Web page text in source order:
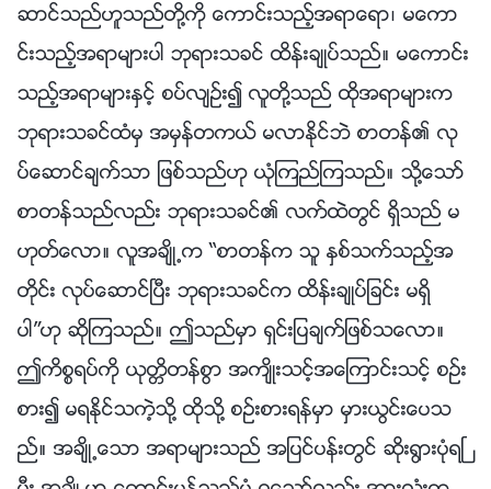
ဆာင္သည္ဟူသည္တို႔ကို ေကာင္းသည့္အရာေရာ၊ မေကာ
င္းသည့္အရာမ်ားပါ ဘုရားသခင္ ထိန္းခ်ဳပ္သည္။ မေကာင္း
သည့္အရာမ်ားႏွင့္ စပ္လ်ဥ္း၍ လူတို႔သည္ ထိုအရာမ်ားက
ဘုရားသခင္ထံမွ အမွန္တကယ္ မလာႏိုင္ဘဲ စာတန္၏ လု
ပ္ေဆာင္ခ်က္သာ ျဖစ္သည္ဟု ယုံၾကည္ၾကသည္။ သို႔ေသာ္
စာတန္သည္လည္း ဘုရားသခင္၏ လက္ထဲတြင္ ရွိသည္ မ
ဟုတ္ေလာ။ လူအခ်ိဳ႕က “စာတန္က သူ ႏွစ္သက္သည့္အ
တိုင္း လုပ္ေဆာင္ၿပီး ဘုရားသခင္က ထိန္းခ်ဳပ္ျခင္း မရွိ
ပါ”ဟု ဆိုၾကသည္။ ဤသည္မွာ ရွင္းျပခ်က္ျဖစ္သေလာ။
ဤကိစၥရပ္ကို ယုတၱိတန္စြာ အက်ိဳးသင့္အေၾကာင္းသင့္ စဥ္း
စား၍ မရႏိုင္သကဲ့သို႔ ထိုသို႔ စဥ္းစားရန္မွာ မွားယြင္းေပသ
ည္။ အခ်ိဳ႕ေသာ အရာမ်ားသည္ အျပင္ပန္းတြင္ ဆိုး႐ြားပုံရၿ